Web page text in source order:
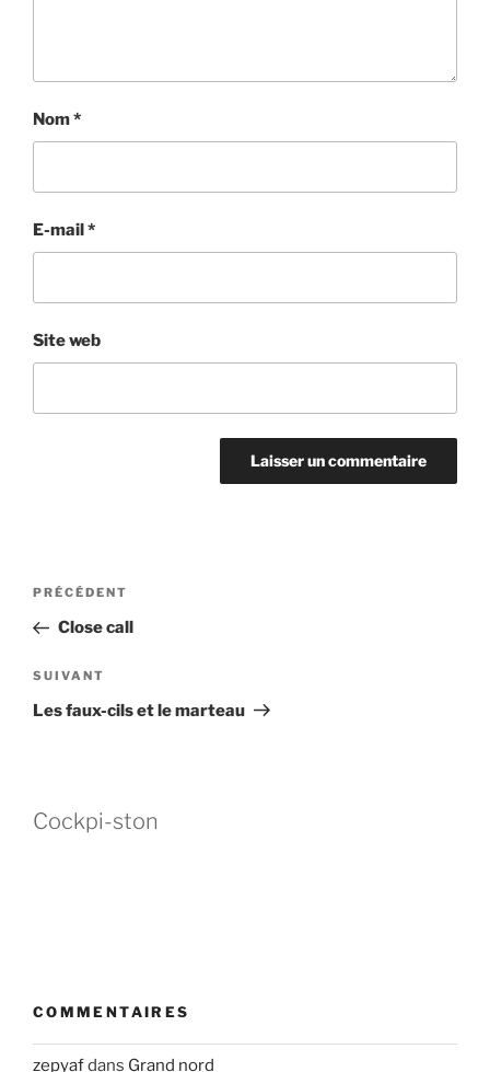
Nom*
E-mail*
Site web
Navigation
l’article
Article
précédent
PRÉCÉDENT
Close call
Article
suivant
SUIVANT
Les faux-cils et le marteau
Cockpi-ston
COMMENTAIRES
zepyafdans Grand nord